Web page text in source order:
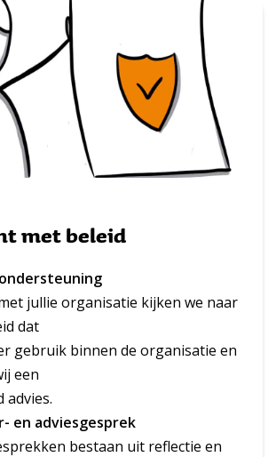
c
met beleid
jullie organisatie kijken we naar
dat
gebruik binnen de organisatie en
een
advies.
en adviesgesprek
bestaan uit reflectie en